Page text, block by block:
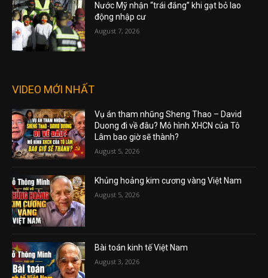
Nước Mỹ nhận “trái đắng” khi gạt bỏ lao
động nhập cư
August 7, 2026
VIDEO MỚI NHẤT
Vụ án tham nhũng Sheng Thao – David
Duong đi về đâu? Mô hình XHCN của Tô
Lâm bao giờ sẽ thành?
August 5, 2026
Khủng hoảng kim cương vàng Việt Nam
August 5, 2026
Bài toán kinh tế Việt Nam
August 3, 2026